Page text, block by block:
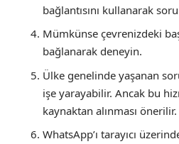
bağlantısını kullanarak
Mümkünse çevrenizdeki
bağlanarak deneyin.
Ülke genelinde yaşanan
işe yarayabilir. Ancak bu
kaynaktan alınması önerilir.
WhatsApp’ı tarayıcı